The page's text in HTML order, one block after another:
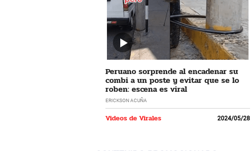
Peruano sorprende al encadenar su
combi a un poste y evitar que se lo
roben: escena es viral
ERICKSON ACUÑA
Videos de Virales 2024/05/28